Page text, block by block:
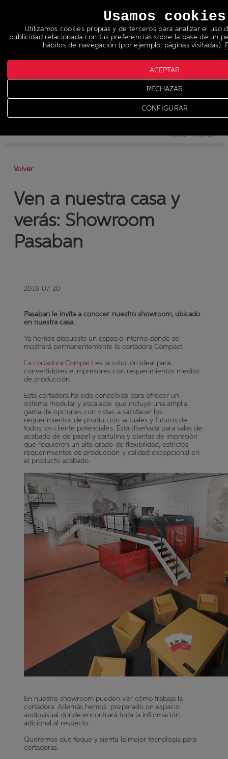
Noticias News
-News-Prensa
Volver
Ven a nuestra casa y
verás: Showroom
Pasaban
2018-07-20
Pasaban le invita a conocer nuestro showroom, ubicado
en nuestra casa.
Ya hemos dispuesto un espacio interno donde se
mostrará permanentemente la cortadora Compact.
La cortadora Compact es la solución ideal para
convertidores e impresores con requerimientos medios
de producción.
Esta cortadora ha sido concebida para ofrecer un
sistema modular y escalable que incluye una amplia
gama de opciones con vistas a satisfacer los
requerimientos de producción actuales y futuros de
todos los cliente potenciales. Está diseñada para salas de
acabado de de papel y cartulina y plantas de impresión
que requieren un alto grado de flexibilidad, estrictos
requerimientos de producción y calidad excepcional en
el producto acabado.
En nuestro showroom pueden ver cómo trabaja la
cortadora. Además hemos preparado un espacio
audiovisual donde encontrará toda la información
adicional al respecto.
Queremos que toque y sienta la mejor tecnología para
cortadoras.
Usamos cookies
Utilizamos cookies propias y de terceros para analizar el uso
publicidad relacionada con tus preferencias sobre la base de un
hábitos de navegación (por ejemplo, páginas visitadas).
CONFIGURAR
RECHAZAR
ACEPTAR